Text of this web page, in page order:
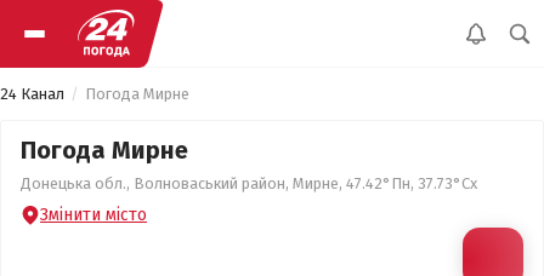
24 Канал Погода Мирне
Погода Мирне
Донецька обл., Волноваський район, Мирне, 47.42°Пн, 37.73°Сх
Змінити місто